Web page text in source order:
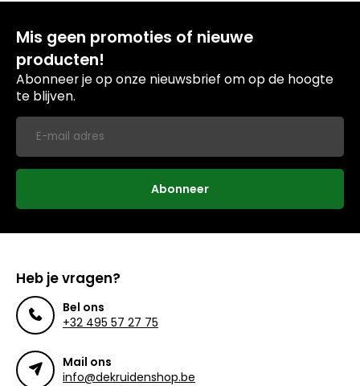
Mis geen promoties of nieuwe
producten!
Abonneer je op onze nieuwsbrief om op de hoogte
te blijven.
Abonneer
Heb je vragen?
Bel ons
+32 495 57 27 75
Mail ons
info@dekruidenshop.be